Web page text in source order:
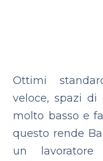
Ottimi
veloce, spazi di
molto basso e
questo rende
un lavoratore